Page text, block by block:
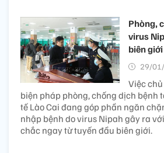
Phòng,
virus
biên giới
29/
Việc
biện pháp phòng, chống dịch bệnh
tế Lào Cai đang góp phần ngăn
nhập bệnh do virus Nipah gây ra
chắc ngay từ tuyến đầu biên giới.